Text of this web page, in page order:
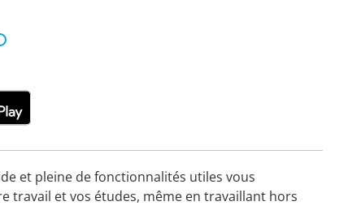
et pleine de fonctionnalités utiles vous
travail et vos études, même en travaillant hors